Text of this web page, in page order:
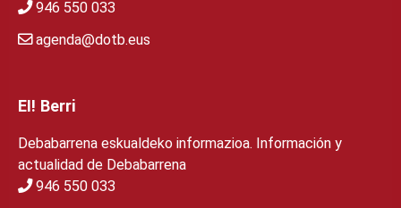
946 550 033
agenda@dotb.eus
EI! Berri
Debabarrena eskualdeko informazioa. Información y
actualidad de Debabarrena
946 550 033